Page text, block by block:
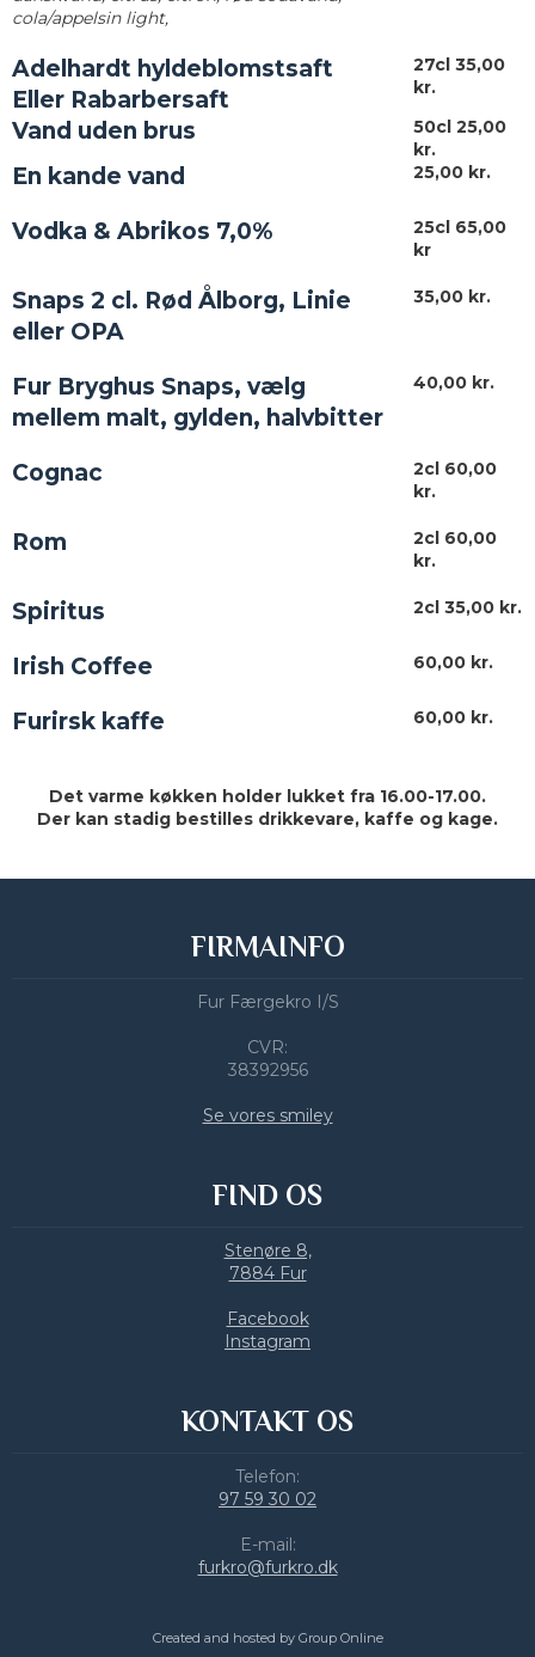
cola/appelsin light,
Adelhardt hyldeblomstsaft
Eller Rabarbersaft
27cl 35,00
kr.
Vand uden brus
50cl 25,00
kr.
En kande vand 25,00 kr.
Vodka & Abrikos 7,0%
25cl 65,00
kr
Snaps 2 cl. Rød Ålborg, Linie
eller OPA
35,00 kr.
Fur Bryghus Snaps, vælg
mellem malt, gylden, halvbitter
40,00 kr.
Cognac 2cl 60,00
kr.
Rom 2cl 60,00
kr.
Spiritus 2cl 35,00 kr.
Irish Coffee 60,00 kr.
Furirsk kaffe 60,00 kr.
Det varme køkken holder lukket fra 16.00-17.00.
Der kan stadig bestilles drikkevare, kaffe og kage.​
FIRMAINFO
Fur Færgekro I/S
CVR:
​38392956
Se vores smiley
FIND OS
Stenøre 8,
​7884 Fur
Facebook
Instagram
KONTAKT OS
Telefon:
​97 59 30 02
E-mail:
furkro@furkro.dk
Created and hosted by Group Online